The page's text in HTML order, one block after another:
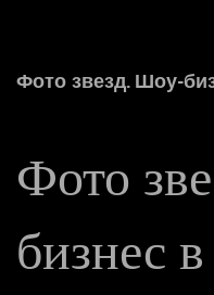
Фото звезд. Шоу-
Фото
бизнес в